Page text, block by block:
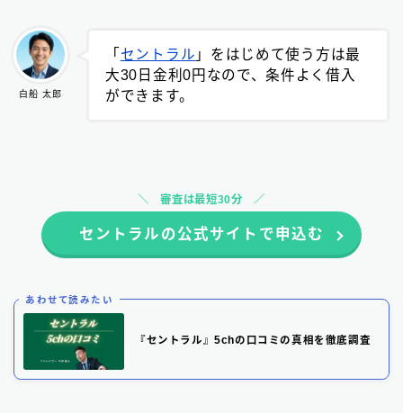
白船 太郎
「 セントラル 」をはじめて使う方は最
大30日金利0円なので、条件よく借入
ができます。
審査は最短30分
セントラルの公式サイトで申込む
あわせて読みたい
『セントラル』5chの口コミの真相を徹底調査